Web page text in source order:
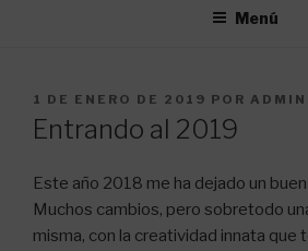
Menú
PUBLICADO
EL
1 DE ENERO DE 2019 POR ADMIN
Entrando al 2019
Este año 2018 me ha dejado un
Muchos cambios, pero sobretodo
misma, con la creatividad innata que